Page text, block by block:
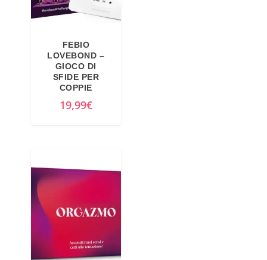
FEBIO
LOVEBOND –
GIOCO DI
SFIDE PER
COPPIE
19,99€